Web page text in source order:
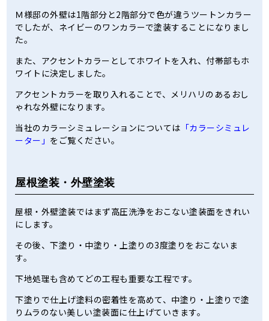
Ｍ様邸の外壁は1階部分と2階部分で色が違うツートンカラー
でしたが、ネイビーのワンカラーで塗装することになりまし
た。
また、アクセントカラーとしてホワイトを入れ、付帯部もホ
ワイトに決定しました。
アクセントカラーを取り入れることで、メリハリのあるおし
ゃれな外壁になります。
当社のカラーシミュレーションについては 「カラーシミュレ
ーター」 をご覧ください。
屋根塗装・外壁塗装
屋根・外壁塗装ではまず高圧洗浄をおこない塗装面をきれい
にします。
その後、下塗り・中塗り・上塗りの3度塗りをおこないま
す。
下地処理も含めてどの工程も重要な工程です。
下塗りで仕上げ塗料の密着性を高めて、中塗り・上塗りで塗
りムラのない美しい塗装面に仕上げていきます。